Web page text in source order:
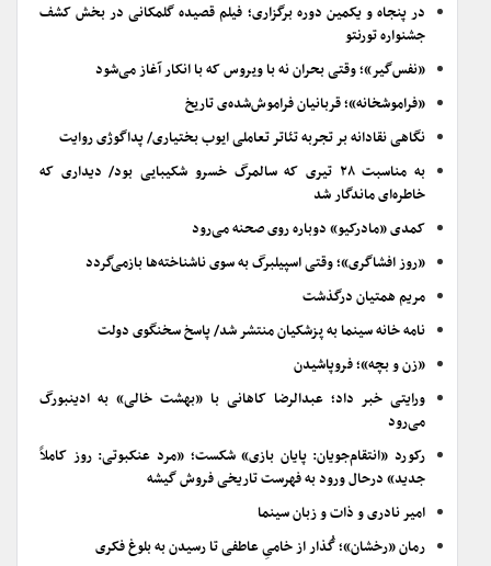
در پنجاه و یکمین دوره برگزاری؛ فیلم قصیده گلمکانی در بخش کشف
جشنواره تورنتو
«نفس‌گیر»؛ وقتی بحران نه با ویروس که با انکار آغاز می‌شود
«فراموشخانه»؛ قربانیان فراموش‌شده‌ی تاریخ
نگاهی نقادانه بر تجربه تئاتر تعاملی ایوب بختیاری/ پداگوژی روایت
به مناسبت ۲۸ تیری که سالمرگ خسرو شکیبایی بود/ دیداری که
خاطره‌ای ماندگار شد
کمدی «مادرکیو» دوباره روی صحنه می‌رود
«روز افشاگری»؛ وقتی اسپیلبرگ به سوی ناشناخته‌ها بازمی‌گردد
مریم همتیان درگذشت
نامه خانه سینما به پزشکیان منتشر شد/ پاسخ سخنگوی دولت
«زن و بچه»؛ فروپاشیدن
ورایتی خبر داد؛ عبدالرضا کاهانی با «بهشت خالی» به ادینبورگ
می‌رود
رکورد «انتقام‌جویان: پایان بازی» شکست؛ «مرد عنکبوتی: روز کاملاً
جدید» درحال ورود به فهرست تاریخی فروش گیشه
امیر نادری و ذات و زبان سینما
رمان «رخشان»؛ گُذار از خامیِ عاطفی تا رسیدن به بلوغ فکری